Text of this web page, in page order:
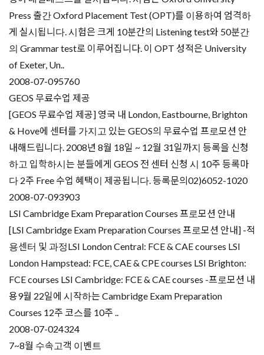
Press 출간 Oxford Placement Test (OPT)를 이용하여 엄격하
게 실시됩니다. 시험은 크게 10분간의 Listening test와 50분간
의 Grammar test로 이루어집니다. 이 OPT 성적은 University
of Exeter, Un..
2008-07-095760
GEOS 무료수업 제공
[GEOS 무료수업 제공] 영국 내 London, Eastbourne, Brighton
& Hove에 센터를 가지고 있는 GEOS의 무료수업 프로모션 안
내해드립니다. 2008년 8월 18일 ~ 12월 31일까지 등록을 신청
하고 입학하시는 분들에게 GEOS 전 센터 신청 시 10주 등록마
다 2주 Free 수업 혜택이 제공됩니다. 등록문의02)6052-1020
2008-07-093903
LSI Cambridge Exam Preparation Courses 프로모션 안내
[LSI Cambridge Exam Preparation Courses 프로모션 안내] -적
용센터 및 과정LSI London Central: FCE & CAE courses LSI
London Hampstead: FCE, CAE & CPE courses LSI Brighton:
FCE courses LSI Cambridge: FCE & CAE courses -프로모션 내
용9월 22일에 시작하는 Cambridge Exam Preparation
Courses 12주 코스를 10주 ..
2008-07-024324
7~8월 수속고객 이벤트